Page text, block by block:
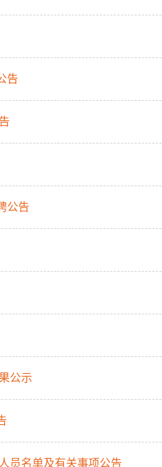
告
公告
公示
员名单及有关事项公告